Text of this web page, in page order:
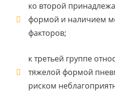
ко второй
формой и наличием
факторов;
к третьей группе
тяжелой формой
риском